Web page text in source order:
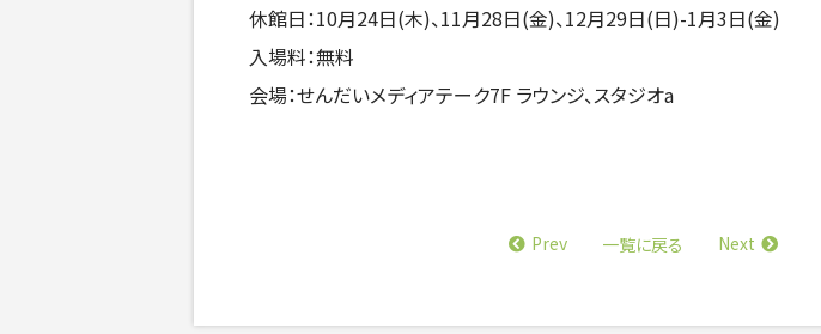
休館日：10月24日(木)、11月28日(金)、12月29日(日)-1月3日(金)
入場料：無料
会場：せんだいメディアテーク7F ラウンジ、スタジオa
Prev 一覧に戻る Next